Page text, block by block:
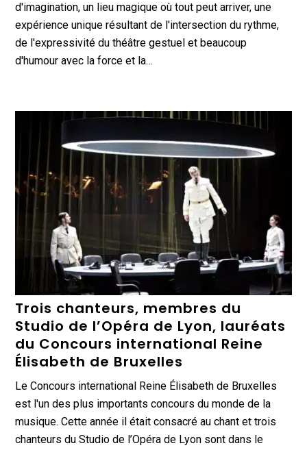
d'imagination, un lieu magique où tout peut arriver, une
expérience unique résultant de l'intersection du rythme,
de l'expressivité du théâtre gestuel et beaucoup
d'humour avec la force et la…
Trois chanteurs, membres du
Studio de l’Opéra de Lyon, lauréats
du Concours international Reine
Élisabeth de Bruxelles
Le Concours international Reine Élisabeth de Bruxelles
est l'un des plus importants concours du monde de la
musique. Cette année il était consacré au chant et trois
chanteurs du Studio de l’Opéra de Lyon sont dans le